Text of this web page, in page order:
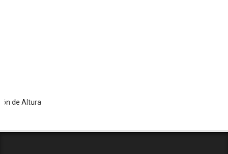
Altura